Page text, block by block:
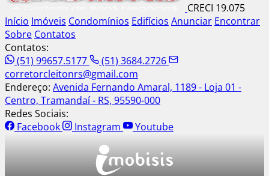
CRECI 19.075
Início Imóveis Condomínios Edifícios Anunciar Encontrar
Sobre Contatos
Contatos:
(51) 99657.5177
(51) 3684.2726
corretorcleitonrs@gmail.com
Endereço: Avenida Fernando Amaral, 1189 - Loja 01 -
Centro, Tramandaí - RS, 95590-000
Redes Sociais:
Facebook
Instagram Youtube